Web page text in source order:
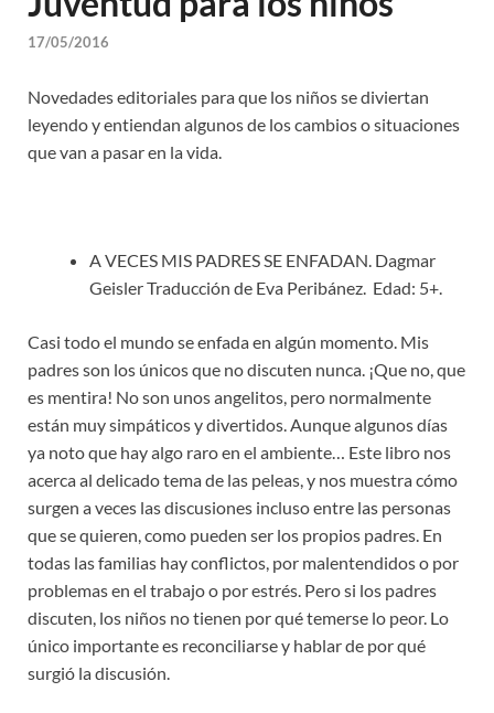
17/05/2016
Novedades editoriales para que los niños se diviertan
leyendo y entiendan algunos de los cambios o situaciones
que van a pasar en la vida.
A VECES MIS PADRES SE ENFADAN. Dagmar
Geisler Traducción de Eva Peribánez. Edad: 5+.
Casi todo el mundo se enfada en algún momento. Mis
padres son los únicos que no discuten nunca. ¡Que no, que
es mentira! No son unos angelitos, pero normalmente
están muy simpáticos y divertidos. Aunque algunos días
ya noto que hay algo raro en el ambiente… Este libro nos
acerca al delicado tema de las peleas, y nos muestra cómo
surgen a veces las discusiones incluso entre las personas
que se quieren, como pueden ser los propios padres. En
todas las familias hay conflictos, por malentendidos o por
problemas en el trabajo o por estrés. Pero si los padres
discuten, los niños no tienen por qué temerse lo peor. Lo
único importante es reconciliarse y hablar de por qué
surgió la discusión.